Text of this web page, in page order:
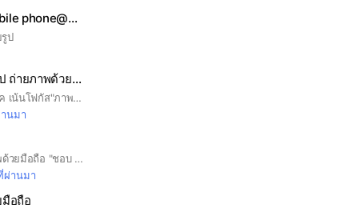
คุยสบายถ่ายภาพ📷Mobile phone@Camera
ป
กลุ่มคนสร้างภาพ ถ่ายรูป ถ่ายภาพด้วยกล้อง&มือถือ📷📲📲
กลุ่มสร้างภาพไม่เน้นเทคนิค เน้นโฟกัส"ภาพ"ที่ความสุข ในสไตล์ตัวเอง สร้างภาพผ่านเลนส์ ถ่ายรูปถ่ายภาพธรรมชาติด้วยมือถือและกล้องมาอวดกันค่ะ #มือถือ #ถ่ายรูป #ถ่ายภาพ #ธรรมชาติ #มือใหม่ #เลนส์ #แต่งรูป #ถ่ายรูป #ถ่ายภาพ #โทน #กล้องฟิล์ม
นมา
แบ่งปันเทคนิก การถ่ายภาพด้วยมือถือ "ชอบ แชะ แชร์"
ผ่านมา
มือถือ